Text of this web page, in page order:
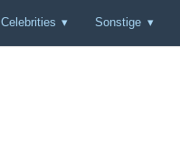
Celebrities Sonstige